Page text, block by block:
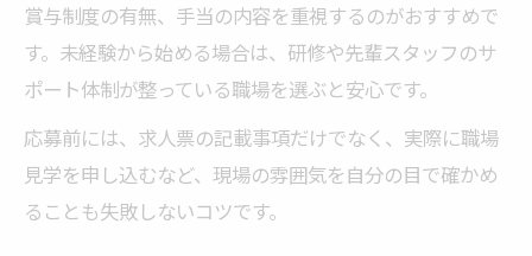
賞与制度の有無、手当の内容を重視するのがおすすめで
す。未経験から始める場合は、研修や先輩スタッフのサ
ポート体制が整っている職場を選ぶと安心です。
応募前には、求人票の記載事項だけでなく、実際に職場
見学を申し込むなど、現場の雰囲気を自分の目で確かめ
ることも失敗しないコツです。